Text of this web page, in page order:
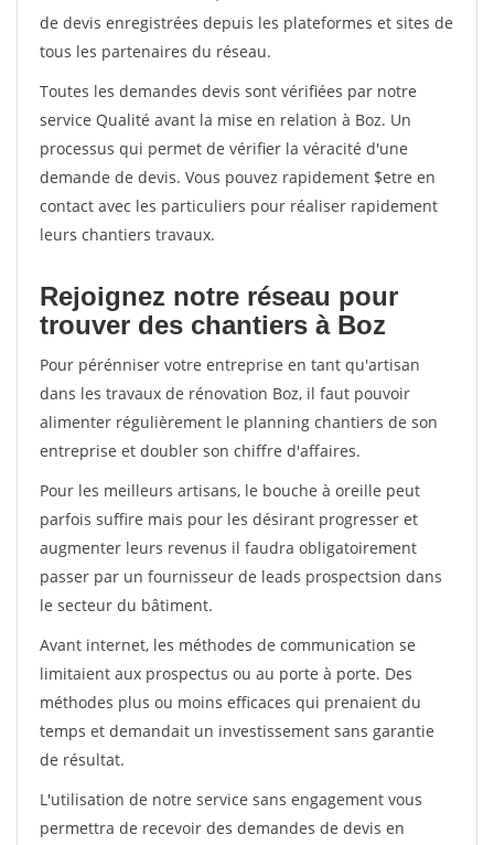
de devis enregistrées depuis les plateformes et sites de
tous les partenaires du réseau.
Toutes les demandes devis sont vérifiées par notre
service Qualité avant la mise en relation à Boz. Un
processus qui permet de vérifier la véracité d'une
demande de devis. Vous pouvez rapidement $etre en
contact avec les particuliers pour réaliser rapidement
leurs chantiers travaux.
Rejoignez notre réseau pour
trouver des chantiers à Boz
Pour pérénniser votre entreprise en tant qu'artisan
dans les travaux de rénovation Boz, il faut pouvoir
alimenter régulièrement le planning chantiers de son
entreprise et doubler son chiffre d'affaires.
Pour les meilleurs artisans, le bouche à oreille peut
parfois suffire mais pour les désirant progresser et
augmenter leurs revenus il faudra obligatoirement
passer par un fournisseur de leads prospectsion dans
le secteur du bâtiment.
Avant internet, les méthodes de communication se
limitaient aux prospectus ou au porte à porte. Des
méthodes plus ou moins efficaces qui prenaient du
temps et demandait un investissement sans garantie
de résultat.
L'utilisation de notre service sans engagement vous
permettra de recevoir des demandes de devis en